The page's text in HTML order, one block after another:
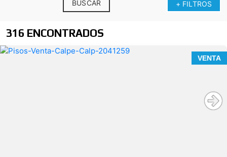
+ FILTROS
BUSCAR
316 ENCONTRADOS
VENTA